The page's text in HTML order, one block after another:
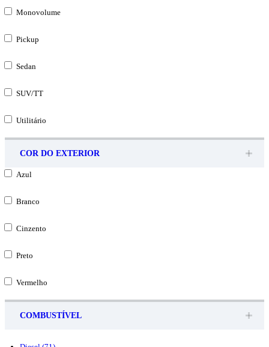
Monovolume
Pickup
Sedan
SUV/TT
Utilitário
COR DO EXTERIOR
Azul
Branco
Cinzento
Preto
Vermelho
COMBUSTÍVEL